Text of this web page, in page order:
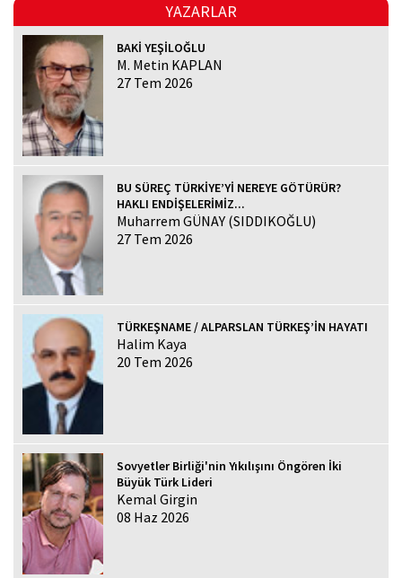
YAZARLAR
BAKİ YEŞİLOĞLU
M. Metin KAPLAN
27 Tem 2026
BU SÜREÇ TÜRKİYE’Yİ NEREYE GÖTÜRÜR?
HAKLI ENDİŞELERİMİZ...
Muharrem GÜNAY (SIDDIKOĞLU)
27 Tem 2026
TÜRKEŞNAME / ALPARSLAN TÜRKEŞ’İN HAYATI
Halim Kaya
20 Tem 2026
Sovyetler Birliği'nin Yıkılışını Öngören İki
Büyük Türk Lideri
Kemal Girgin
08 Haz 2026